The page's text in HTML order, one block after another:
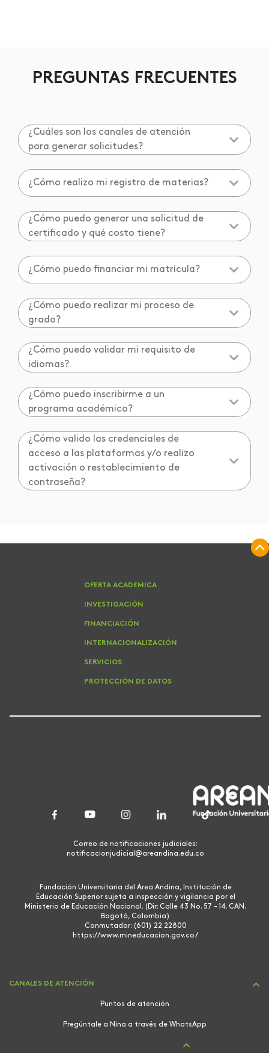
PREGUNTAS FRECUENTES
¿Cuáles son los canales de atención
para generar solicitudes?
¿Cómo realizo mi registro de materias?
¿Cómo puedo generar una solicitud de
certificado y qué costo tiene?
¿Cómo puedo financiar mi matrícula?
¿Cómo puedo realizar mi proceso de
grado?
¿Cómo puedo validar mi requisito de
idiomas?
¿Cómo puedo inscribirme a un
programa académico?
¿Cómo valido las credenciales de
acceso a las plataformas y/o realizo
activación o restablecimiento de
contraseña?
OFERTA ACADEMICA
INVESTIGACIÓN
FINANCIACIÓN
INTERNACIONALIZACIÓN
SERVICIOS
PROTECCIÓN DE DATOS
Correo de notificaciones judiciales:
notificacionjudicial@areandina.edu.co
Fundación Universitaria del Área Andina, Institución de
Educación Superior sujeta a inspección y vigilancia por el
Ministerio de Educación Nacional. (Dir: Calle 43 No. 57 - 14. CAN.
Bogotá, Colombia)
Conmutador: (601) 22 22800
https://www.mineducacion.gov.co/
CANALES DE ATENCIÓN
Puntos de atención
Pregúntale a Nina a través de WhatsApp